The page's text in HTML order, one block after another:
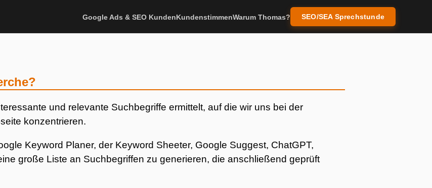
Google Ads & SEO KundenKundenstimmenWarum Thomas? SEO/SEA Sprechstunde
und relevante Suchbegriffe ermittelt, auf die wir uns bei der
konzentrieren.
Keyword Planer, der Keyword Sheeter, Google Suggest, ChatGPT,
große Liste an Suchbegriffen zu generieren, die anschließend geprüft